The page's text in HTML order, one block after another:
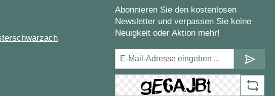
Abonnieren Sie den kostenlosen
Newsletter und verpassen Sie keine
Neuigkeit oder Aktion mehr!